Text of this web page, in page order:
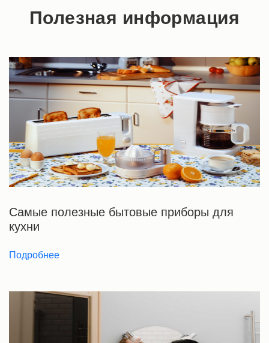
Полезная информация
Самые полезные бытовые приборы для
кухни
Подробнее